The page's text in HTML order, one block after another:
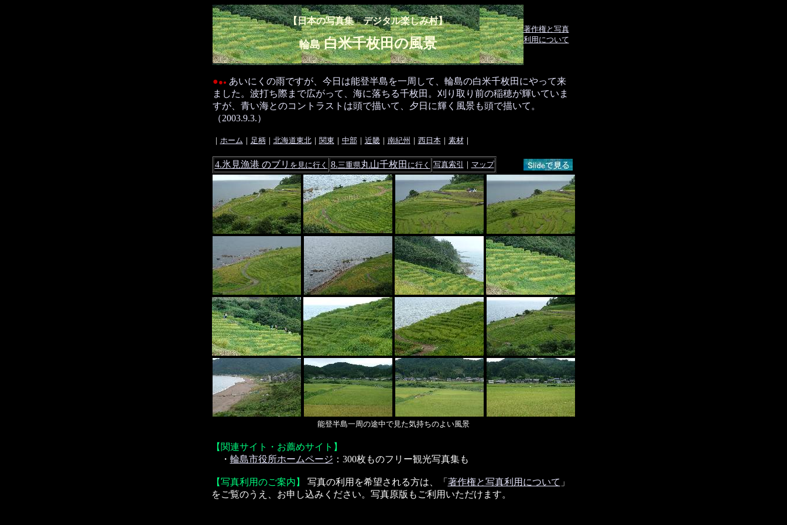
【日本の写真集 デジタル楽しみ村】
輪島白米千枚田の風景
著作権と写真
利用について
●●● あいにくの雨ですが、今日は能登半島を一周して、輪島の白米千枚田にやって来
ました。波打ち際まで広がって、海に落ちる千枚田。刈り取り前の稲穂が輝いていま
すが、青い海とのコントラストは頭で描いて、夕日に輝く風景も頭で描いて。
（2003.9.3.）
｜ ホーム ｜ 足柄｜ 北海道東北｜ 関東 ｜ 中部｜ 近畿｜ 南紀州 ｜ 西日本｜ 素材｜
4.氷見漁港 のブリ を見に行く 8.三重県丸山千枚田 に行く 写真索引 ｜ マップ
能登半島一周の途中で見た気持ちのよい風景
【関連サイト・お薦めサイト】
・ 輪島市役所ホームページ ：300枚ものフリー観光写真集も
【写真利用のご案内】 写真の利用を希望される方は、「 著作権と写真利用について 」
をご覧のうえ、お申し込みください。写真原版もご利用いただけます。